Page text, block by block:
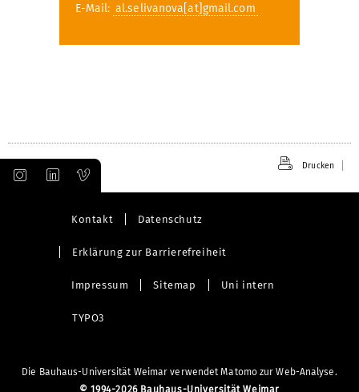
E-Mail: al.selivanova[at]gmail.com
Drucken
Kontakt Datenschutz
Erklärung zur Barrierefreiheit
Impressum Sitemap Uni intern
TYPO3
Die Bauhaus-Universität Weimar verwendet Matomo zur Web-Analyse.
© 1994-2026 Bauhaus-Universität Weimar